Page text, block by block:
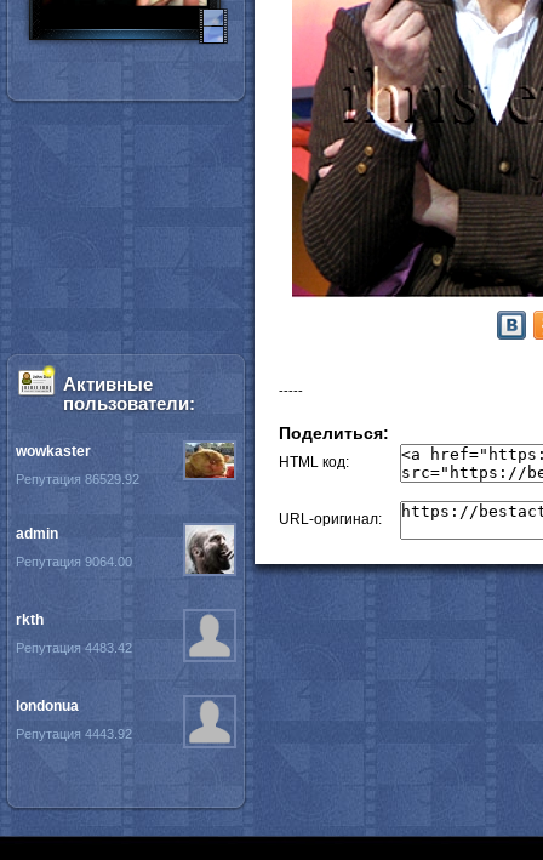
-----
Поделиться:
HTML код:
URL-оригинал:
Активные
пользователи:
wowkaster
Репутация 86529.92
admin
Репутация 9064.00
rkth
Репутация 4483.42
londonua
Репутация 4443.92